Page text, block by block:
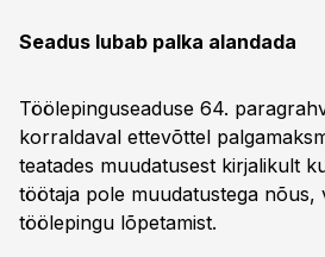
Seadus lubab palka alandada
Töölepinguseaduse 64.
korraldaval ettevõttel
teatades muudatusest kirjalikult
töötaja pole muudatustega nõus,
töölepingu lõpetamist.